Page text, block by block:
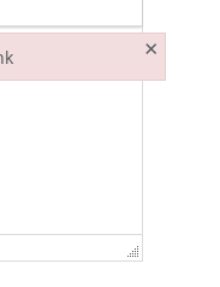
×